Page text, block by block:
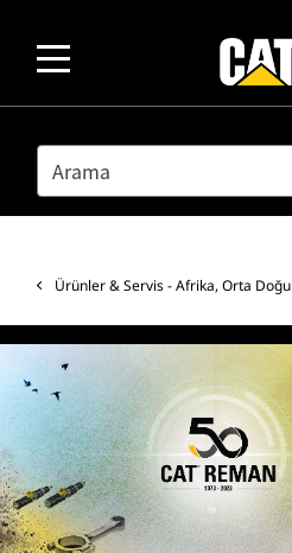
SEARCH
Ürünler & Servis - Afrika, Orta Doğu